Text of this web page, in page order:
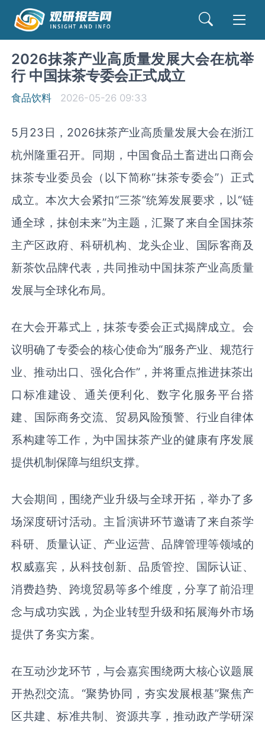
2026抹茶产业高质量发展大会在杭举
行 中国抹茶专委会正式成立
食品饮料 2026-05-26 09:33
5月23日，2026抹茶产业高质量发展大会在浙江
杭州隆重召开。同期，中国食品土畜进出口商会
抹茶专业委员会（以下简称“抹茶专委会”）正式
成立。本次大会紧扣“三茶”统筹发展要求，以“链
通全球，抹创未来”为主题，汇聚了来自全国抹茶
主产区政府、科研机构、龙头企业、国际客商及
新茶饮品牌代表，共同推动中国抹茶产业高质量
发展与全球化布局。
在大会开幕式上，抹茶专委会正式揭牌成立。会
议明确了专委会的核心使命为“服务产业、规范行
业、推动出口、强化合作”，并将重点推进抹茶出
口标准建设、通关便利化、数字化服务平台搭
建、国际商务交流、贸易风险预警、行业自律体
系构建等工作，为中国抹茶产业的健康有序发展
提供机制保障与组织支撑。
大会期间，围绕产业升级与全球开拓，举办了多
场深度研讨活动。主旨演讲环节邀请了来自茶学
科研、质量认证、产业运营、品牌管理等领域的
权威嘉宾，从科技创新、品质管控、国际认证、
消费趋势、跨境贸易等多个维度，分享了前沿理
念与成功实践，为企业转型升级和拓展海外市场
提供了务实方案。
在互动沙龙环节，与会嘉宾围绕两大核心议题展
开热烈交流。“聚势协同，夯实发展根基”聚焦产
区共建、标准共制、资源共享，推动政产学研深